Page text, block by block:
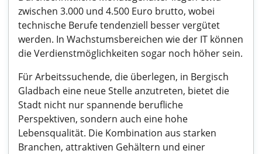
zwischen 3.000 und 4.500 Euro brutto, wobei
technische Berufe tendenziell besser vergütet
werden. In Wachstumsbereichen wie der IT können
die Verdienstmöglichkeiten sogar noch höher sein.
Für Arbeitssuchende, die überlegen, in Bergisch
Gladbach eine neue Stelle anzutreten, bietet die
Stadt nicht nur spannende berufliche
Perspektiven, sondern auch eine hohe
Lebensqualität. Die Kombination aus starken
Branchen, attraktiven Gehältern und einer